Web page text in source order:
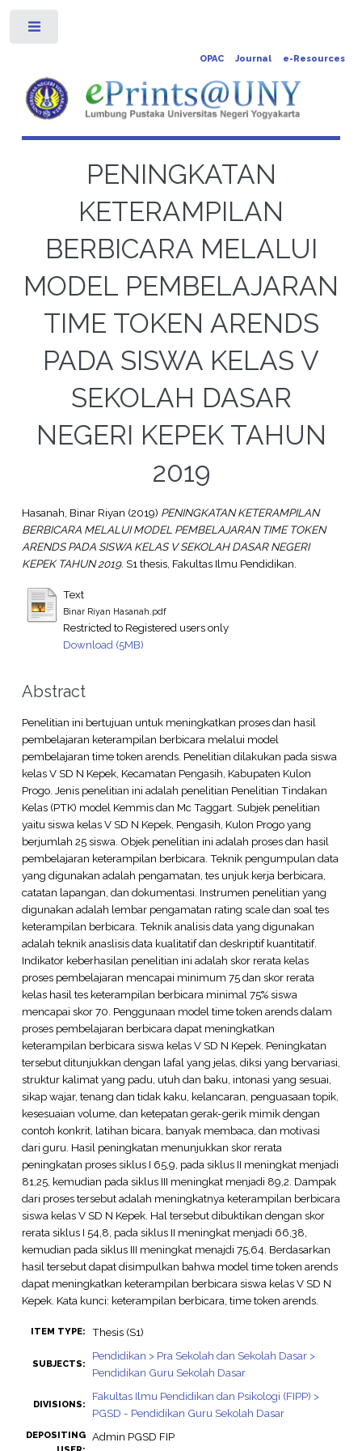
OPAC Journal e-Resources
PENINGKATAN
KETERAMPILAN
BERBICARA MELALUI
MODEL PEMBELAJARAN
TIME TOKEN ARENDS
PADA SISWA KELAS V
SEKOLAH DASAR
NEGERI KEPEK TAHUN
2019
Hasanah, Binar Riyan (2019) PENINGKATAN KETERAMPILAN
BERBICARA MELALUI MODEL PEMBELAJARAN TIME TOKEN
ARENDS PADA SISWA KELAS V SEKOLAH DASAR NEGERI
KEPEK TAHUN 2019. S1 thesis, Fakultas Ilmu Pendidikan.
Text
Binar Riyan Hasanah.pdf
Restricted to Registered users only
Download (5MB)
Abstract
Penelitian ini bertujuan untuk meningkatkan proses dan hasil
pembelajaran keterampilan berbicara melalui model
pembelajaran time token arends. Penelitian dilakukan pada siswa
kelas V SD N Kepek, Kecamatan Pengasih, Kabupaten Kulon
Progo. Jenis penelitian ini adalah penelitian Penelitian Tindakan
Kelas (PTK) model Kemmis dan Mc Taggart. Subjek penelitian
yaitu siswa kelas V SD N Kepek, Pengasih, Kulon Progo yang
berjumlah 25 siswa. Objek penelitian ini adalah proses dan hasil
pembelajaran keterampilan berbicara. Teknik pengumpulan data
yang digunakan adalah pengamatan, tes unjuk kerja berbicara,
catatan lapangan, dan dokumentasi. Instrumen penelitian yang
digunakan adalah lembar pengamatan rating scale dan soal tes
keterampilan berbicara. Teknik analisis data yang digunakan
adalah teknik anaslisis data kualitatif dan deskriptif kuantitatif.
Indikator keberhasilan penelitian ini adalah skor rerata kelas
proses pembelajaran mencapai minimum 75 dan skor rerata
kelas hasil tes keterampilan berbicara minimal 75% siswa
mencapai skor 70. Penggunaan model time token arends dalam
proses pembelajaran berbicara dapat meningkatkan
keterampilan berbicara siswa kelas V SD N Kepek. Peningkatan
tersebut ditunjukkan dengan lafal yang jelas, diksi yang bervariasi,
struktur kalimat yang padu, utuh dan baku, intonasi yang sesuai,
sikap wajar, tenang dan tidak kaku, kelancaran, penguasaan topik,
kesesuaian volume, dan ketepatan gerak-gerik mimik dengan
contoh konkrit, latihan bicara, banyak membaca, dan motivasi
dari guru. Hasil peningkatan menunjukkan skor rerata
peningkatan proses siklus I 65,9, pada siklus II meningkat menjadi
81,25, kemudian pada siklus III meningkat menjadi 89,2. Dampak
dari proses tersebut adalah meningkatnya keterampilan berbicara
siswa kelas V SD N Kepek. Hal tersebut dibuktikan dengan skor
rerata siklus I 54,8, pada siklus II meningkat menjadi 66,38,
kemudian pada siklus III meningkat menajdi 75,64. Berdasarkan
hasil tersebut dapat disimpulkan bahwa model time token arends
dapat meningkatkan keterampilan berbicara siswa kelas V SD N
Kepek. Kata kunci: keterampilan berbicara, time token arends.
ITEM TYPE: Thesis (S1)
SUBJECTS:
Pendidikan > Pra Sekolah dan Sekolah Dasar >
Pendidikan Guru Sekolah Dasar
DIVISIONS:
Fakultas Ilmu Pendidikan dan Psikologi (FIPP) >
PGSD - Pendidikan Guru Sekolah Dasar
DEPOSITING
Admin PGSD FIP